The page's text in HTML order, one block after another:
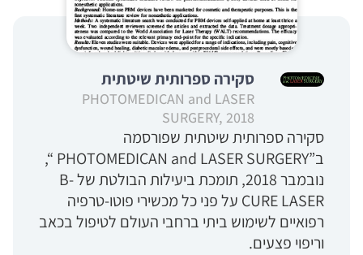
סקירה ספרותית שיטתית
PHOTOMEDICAN and LASER
SURGERY, 2018
סקירה ספרותית שיטתית שפורסמה
ב”PHOTOMEDICAN and LASER SURGERY “,
נובמבר 2018, תומכת ביעילות הבולטת של B-
CURE LASER על פני כל מכשירי פוטו-טרפיה
רפואיים לשימוש ביתי ברחבי העולם לטיפול בכאב
וריפוי פצעים.